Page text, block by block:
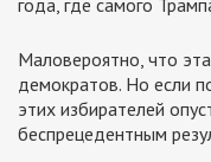
Маловероятно, что
демократов. Но если
этих избирателей
беспрецедентным